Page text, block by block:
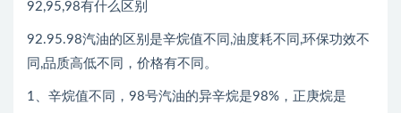
92,95,98有什么区别
92.95.98汽油的区别是辛烷值不同,油度耗不同,环保功效不
同,品质高低不同，价格有不同。
1、辛烷值不同，98号汽油的异辛烷是98%，正庚烷是